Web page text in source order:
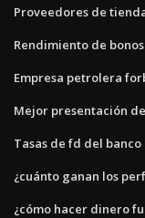
Proveedores de
Rendimiento de
Empresa petrolera
Mejor presentación
Tasas de fd del
¿cuánto ganan los
¿cómo hacer dinero